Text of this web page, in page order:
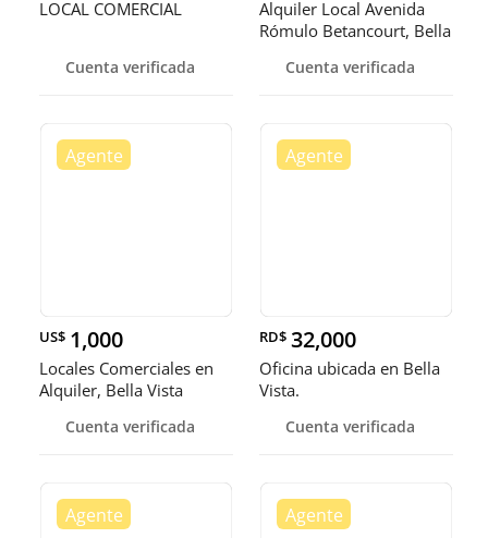
LOCAL COMERCIAL
Cuenta verificada
Alquiler Local Avenida
Rómulo Betancourt, Bella
Cuenta verificada
US$ 1,000
Locales Comerciales en
Alquiler, Bella Vista
Cuenta verificada
RD$ 32,000
Oficina ubicada en Bella
Vista.
Cuenta verificada